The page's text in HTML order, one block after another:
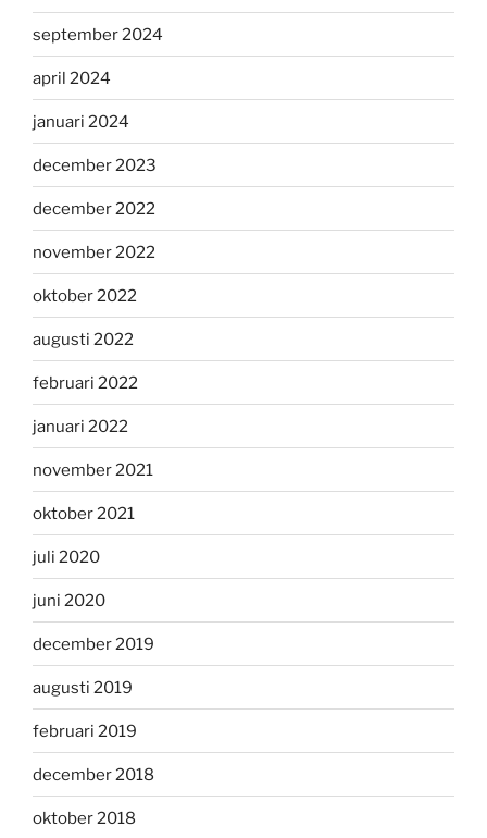
september 2024
april 2024
januari 2024
december 2023
december 2022
november 2022
oktober 2022
augusti 2022
februari 2022
januari 2022
november 2021
oktober 2021
juli 2020
juni 2020
december 2019
augusti 2019
februari 2019
december 2018
oktober 2018